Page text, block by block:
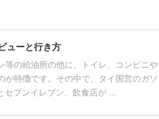
ューと行き方
等の給油所の他に、トイレ、コンビニや
が特徴です。その中で、タイ国営のガソ
セブンイレブン、飲食店が ...